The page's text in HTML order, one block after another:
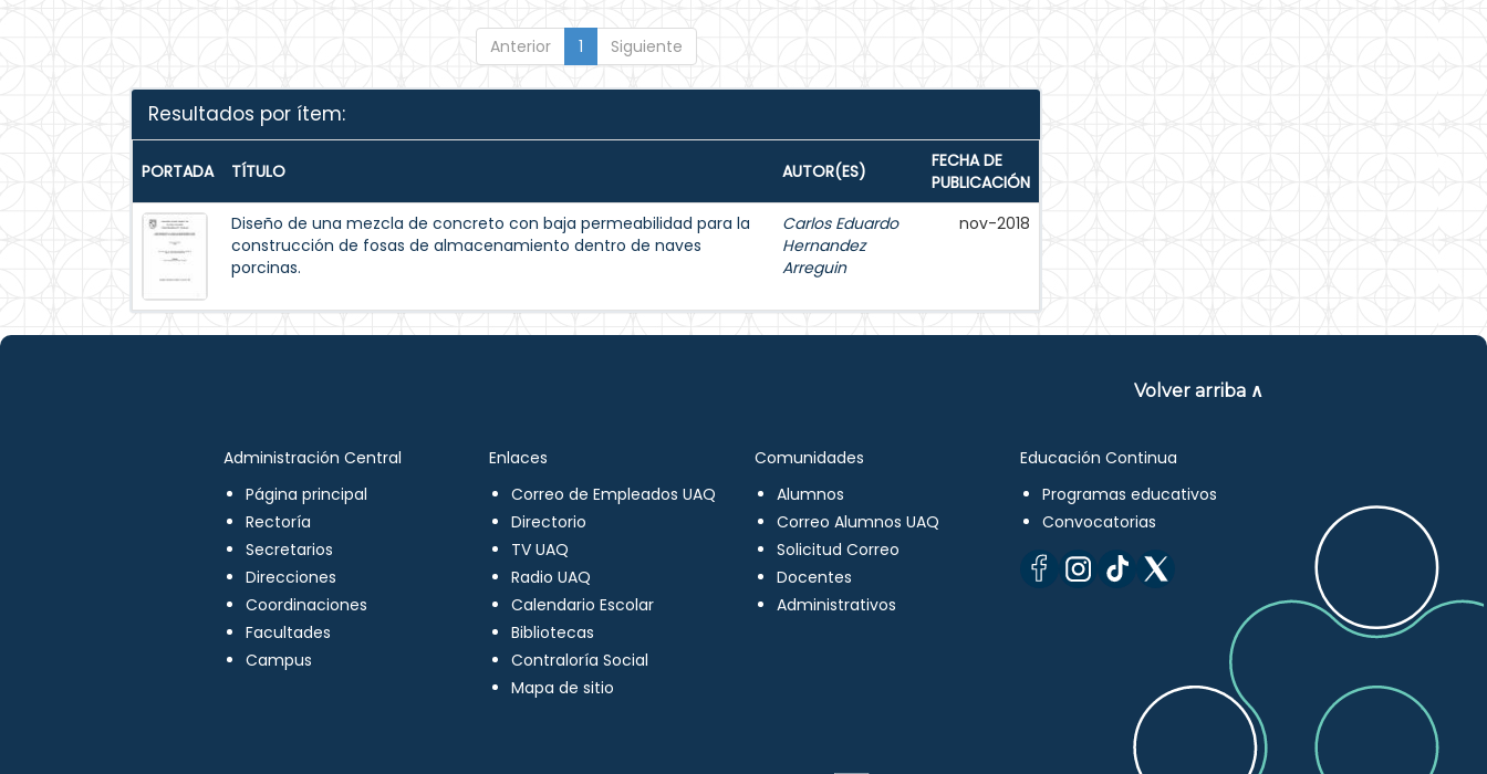
Anterior 1 Siguiente
Resultados por ítem:
PORTADA TÍTULO AUTOR(ES)
FECHA DE
PUBLICACIÓN
Diseño de una mezcla de concreto con baja permeabilidad para la
construcción de fosas de almacenamiento dentro de naves
porcinas.
Carlos Eduardo
Hernandez
Arreguin
nov-2018
Volver arriba ∧
Administración Central
Página principal
Rectoría
Secretarios
Direcciones
Coordinaciones
Facultades
Campus
Enlaces
Correo de Empleados UAQ
Directorio
TV UAQ
Radio UAQ
Calendario Escolar
Bibliotecas
Contraloría Social
Mapa de sitio
Comunidades
Alumnos
Correo Alumnos UAQ
Solicitud Correo
Docentes
Administrativos
Educación Continua
Programas educativos
Convocatorias